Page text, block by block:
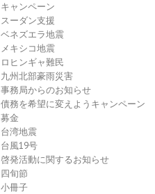
キャンペーン
スーダン支援
ベネズエラ地震
メキシコ地震
ロヒンギャ難民
九州北部豪雨災害
事務局からのお知らせ
債務を希望に変えようキャンペーン
募金
台湾地震
台風19号
啓発活動に関するお知らせ
四旬節
小冊子